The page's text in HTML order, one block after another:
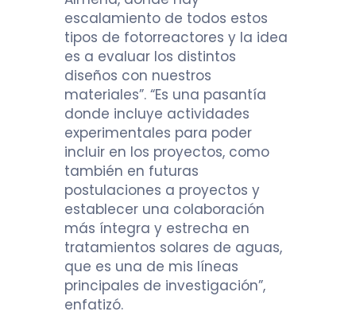
escalamiento de todos estos
tipos de fotorreactores y la idea
es a evaluar los distintos
diseños con nuestros
materiales”. “Es una pasantía
donde incluye actividades
experimentales para poder
incluir en los proyectos, como
también en futuras
postulaciones a proyectos y
establecer una colaboración
más íntegra y estrecha en
tratamientos solares de aguas,
que es una de mis líneas
principales de investigación”,
enfatizó.